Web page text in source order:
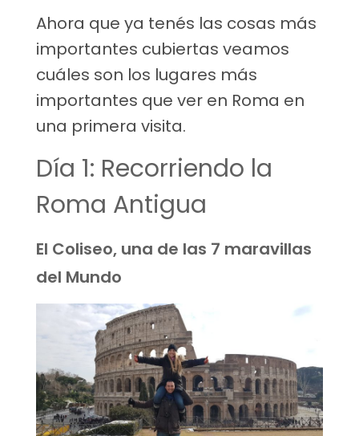
Ahora que ya tenés las cosas más
importantes cubiertas veamos
cuáles son los lugares más
importantes que ver en Roma en
una primera visita.
Día 1: Recorriendo la
Roma Antigua
El Coliseo, una de las 7 maravillas
del Mundo